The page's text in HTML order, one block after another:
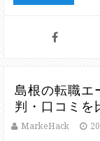
島根の転職エ
判・口コミを
MarkeHack